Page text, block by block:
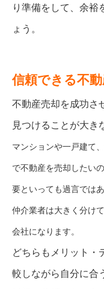
り準備をして、余裕
ょう。
信頼できる不
不動産売却を成功さ
見つけることが大き
マンションや一戸建て
で不動産を売却したい
要といっても過言ではあ
仲介業者は大きく分け
会社になります。
どちらもメリット・
較しながら自分に合